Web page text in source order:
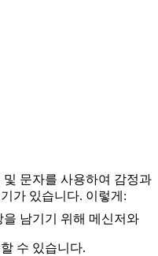
문자를 사용하여 감정과
가 있습니다. 이렇게:
남기기 위해 메신저와
수 있습니다.